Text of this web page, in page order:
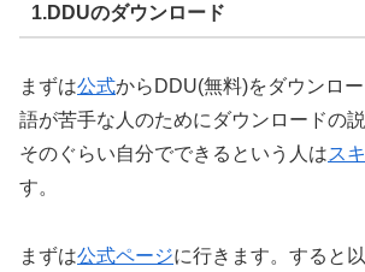
1.DDUのダウンロード
まずは公式からDDU(無料)をダウンロ
語が苦手な人のためにダウンロードの
そのぐらい自分でできるという人はス
す。
まずは公式ページに行きます。すると